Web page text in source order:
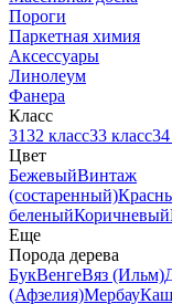
Пороги
Паркетная химия
Аксессуары
Линолеум
Фанера
Класс
3132 класс33 класс34
Цвет
БежевыйВинтаж
(состаренный)
беленыйКоричневый
Еще
Порода дерева
БукВенгеВяз (Ильм)
(Афзелия)Мербау